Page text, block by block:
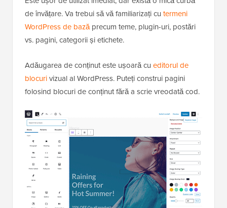
de învățare. Va trebui să vă familiarizați cu termeni
WordPress de bazăprecum teme, plugin-uri, postări
vs. pagini, categorii și etichete.
Adăugarea de conținut este ușoară cu editorul de
blocurivizual al WordPress. Puteți construi pagini
folosind blocuri de conținut fără a scrie vreodată cod.